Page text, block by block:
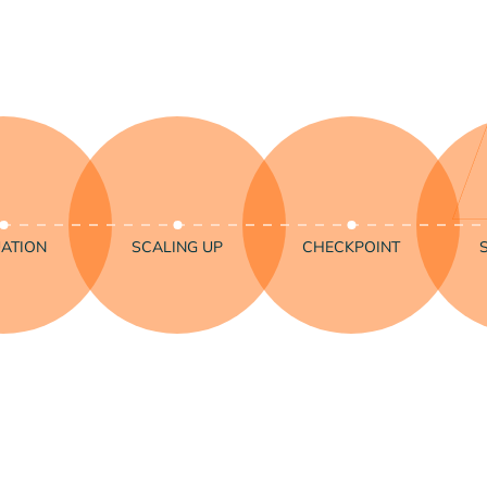
SCALING UP CHECKPOINT